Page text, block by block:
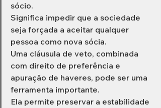
sócio.
Significa impedir que a sociedade
seja forçada a aceitar qualquer
pessoa como nova sócia.
Uma cláusula de veto, combinada
com direito de preferência e
apuração de haveres, pode ser uma
ferramenta importante.
Ela permite preservar a estabilidade